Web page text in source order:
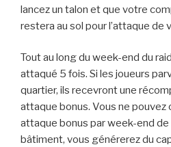
lancez un talon et que votre
restera au sol pour l’attaque de
Tout au long du week-end du
attaqué 5 fois. Si les joueurs
quartier, ils recevront une
attaque bonus. Vous ne pouvez
attaque bonus par week-end de
bâtiment, vous générerez du